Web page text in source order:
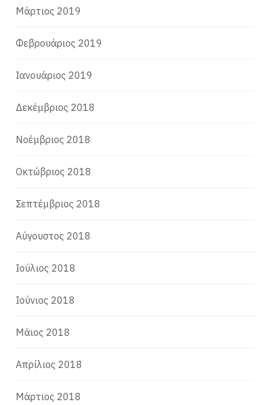
Μάρτιος 2019
Φεβρουάριος 2019
Ιανουάριος 2019
Δεκέμβριος 2018
Νοέμβριος 2018
Οκτώβριος 2018
Σεπτέμβριος 2018
Αύγουστος 2018
Ιούλιος 2018
Ιούνιος 2018
Μάιος 2018
Απρίλιος 2018
Μάρτιος 2018